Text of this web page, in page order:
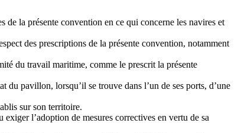
de la présente convention en ce qui concerne les navires et
des prescriptions de la présente convention, notamment
du travail maritime, comme le prescrit la présente
pavillon, lorsqu’il se trouve dans l’un de ses ports, d’une
sur son territoire.
l’adoption de mesures correctives en vertu de sa